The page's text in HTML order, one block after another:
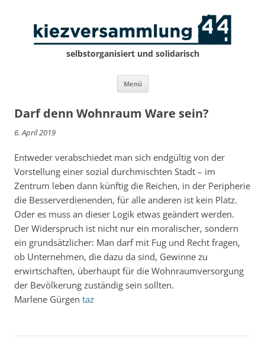
selbstorganisiert und solidarisch
Menü Zum
springen
Darf denn Wohnraum Ware sein?
6. April 2019
Entweder verabschiedet man sich endgültig von der
Vorstellung einer sozial durchmischten Stadt – im
Zentrum leben dann künftig die Reichen, in der Peripherie
die Besserverdienenden, für alle anderen ist kein Platz.
Oder es muss an dieser Logik etwas geändert werden.
Der Widerspruch ist nicht nur ein moralischer, sondern
ein grundsätzlicher: Man darf mit Fug und Recht fragen,
ob Unternehmen, die dazu da sind, Gewinne zu
erwirtschaften, überhaupt für die Wohnraumversorgung
der Bevölkerung zuständig sein sollten.
Marlene Gürgen taz